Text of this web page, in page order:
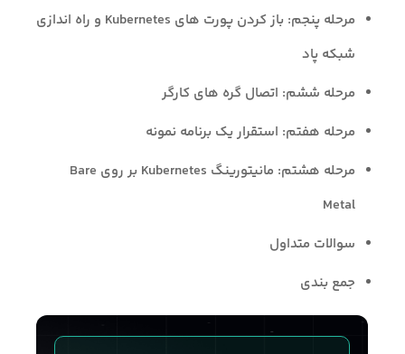
مرحله پنجم: باز کردن پورت های Kubernetes و راه اندازی
شبکه پاد
مرحله ششم: اتصال گره های کارگر
مرحله هفتم: استقرار یک برنامه نمونه
مرحله هشتم: مانیتورینگ Kubernetes بر روی Bare
Metal
سوالات متداول
جمع بندی